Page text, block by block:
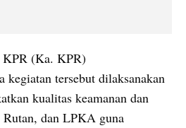
KPR (Ka. KPR)
kegiatan tersebut dilaksanakan
kualitas keamanan dan
dan LPKA guna